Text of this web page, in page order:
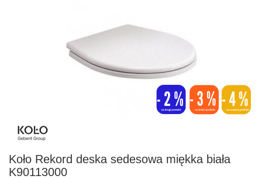
Koło Rekord deska sedesowa miękka biała
K90113000